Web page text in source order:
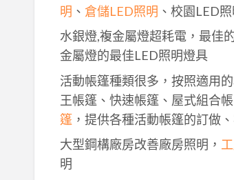
明 、 倉儲LED照明 、校園LED照
水銀燈,複金屬燈超耗電，最佳
金屬燈的最佳LED照明燈具
活動帳篷種類很多，按照適用
王帳篷、快速帳篷、屋式組合
篷，提供各種活動帳篷的訂做
大型鋼構廠房改善廠房照明，
明